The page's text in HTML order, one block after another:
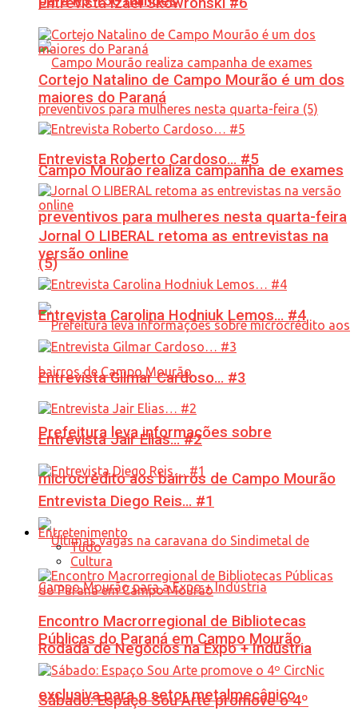
Campo Mourão realiza campanha de exames
preventivos para mulheres nesta quarta-feira
(5)
Prefeitura leva informações sobre
microcrédito aos bairros de Campo Mourão
Rodada de Negócios na Expo + Indústria
exclusiva para o setor metalmecânico
Cortejo Natalino de Campo Mourão é um dos
maiores do Paraná
Entrevista Roberto Cardoso… #5
Jornal O LIBERAL retoma as entrevistas na
versão online
Entrevista Carolina Hodniuk Lemos… #4
Entrevista Gilmar Cardoso… #3
Entrevista Jair Elias… #2
Entrevista Diego Reis… #1
Entretenimento
Tudo
Cultura
Encontro Macrorregional de Bibliotecas
Públicas do Paraná em Campo Mourão
Sábado: Espaço Sou Arte promove o 4º